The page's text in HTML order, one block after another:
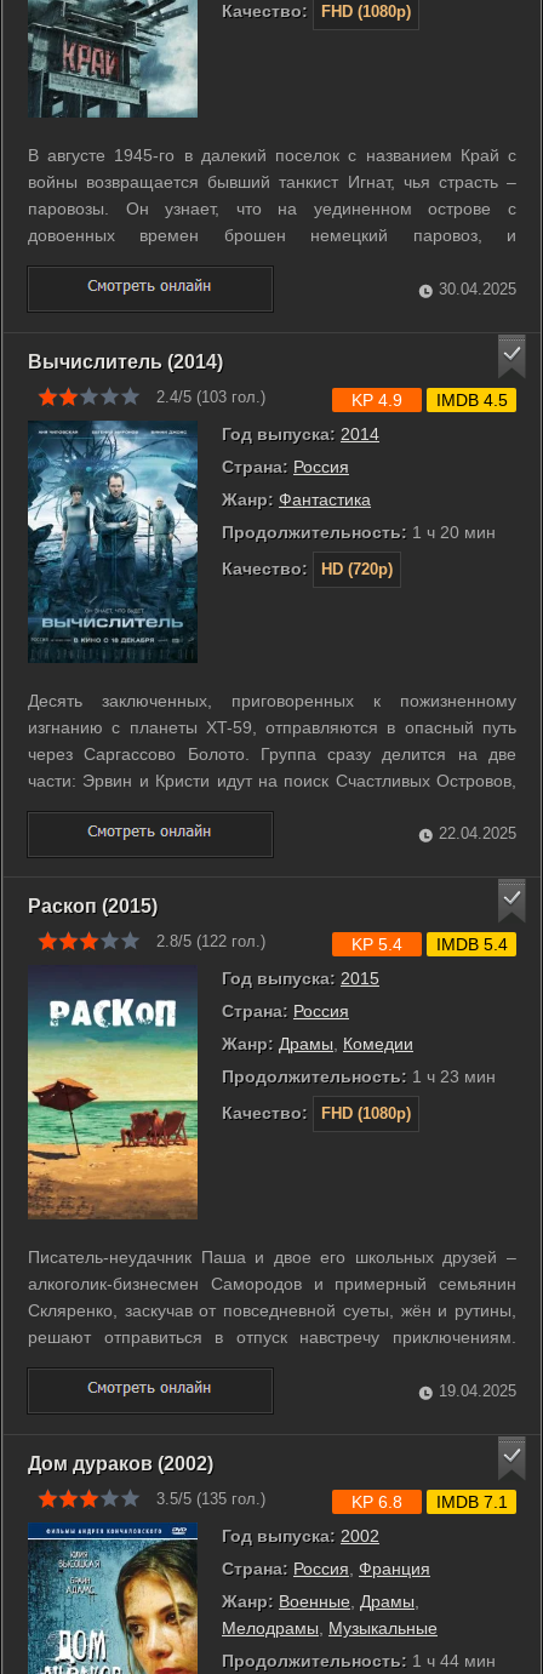
Качество:
FHD (1080p)
В августе 1945-го в далекий поселок с названием Край с
войны возвращается бывший танкист Игнат, чья страсть –
паровозы. Он узнает, что на уединенном острове с
довоенных времен брошен немецкий паровоз, и
принимается его восстанавливать. Но, оказывается, у
паровоза уже есть имя - «Густав», и есть хозяйка – Эльза,
дочь немецкого инженера, ...
30.04.2025
Вычислитель (2014)
2.4/5 (103 гол.)
Год выпуска: 2014
Страна: Россия
Жанр: Фантастика
Продолжительность: 1 ч 20 мин
Качество:
HD (720p)
KP 4.9 IMDB 4.5
Десять заключенных, приговоренных к пожизненному
изгнанию с планеты XT-59, отправляются в опасный путь
через Саргассово Болото. Группа сразу делится на две
части: Эрвин и Кристи идут на поиск Счастливых Островов,
Юст ведет остальных к Гнилой Мели. Однако долгое время
их маршруты практически совпадают. В первый же вечер
Эрвин понимает, что его ...
22.04.2025
Раскоп (2015)
2.8/5 (122 гол.)
Год выпуска: 2015
Страна: Россия
Жанр: Драмы, Комедии
Продолжительность: 1 ч 23 мин
Качество:
FHD (1080p)
KP 5.4 IMDB 5.4
Писатель-неудачник Паша и двое его школьных друзей –
алкоголик-бизнесмен Самородов и примерный семьянин
Скляренко, заскучав от повседневной суеты, жён и рутины,
решают отправиться в отпуск навстречу приключениям.
Волею судьбы сорокалетние мальчишки оказываются на
археологическом раскопе. Получив возможность
столкнуться со своим прошлым, Паша, ...
19.04.2025
Дом дураков (2002)
3.5/5 (135 гол.)
Год выпуска: 2002
Страна: Россия Франция
Жанр: Военные Драмы
Мелодрамы
Музыкальные
Продолжительность: 1 ч 44 мин
KP 6.8 IMDB 7.1